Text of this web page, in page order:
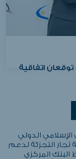
اتفاقية
الدولي
تجار التجزئة لدعم
البنك المركزي